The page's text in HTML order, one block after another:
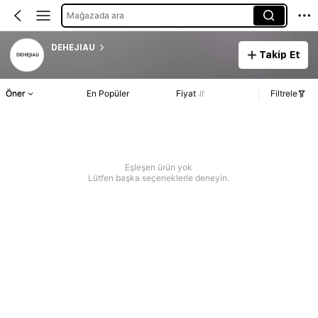
Mağazada ara
DEHEJIAU
Takip Et
Öner En Popüler Fiyat Filtrele
Eşleşen ürün yok
Lütfen başka seçeneklerle deneyin.